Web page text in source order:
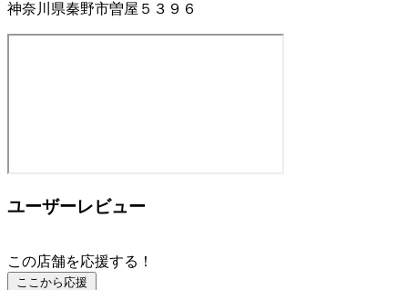
神奈川県秦野市曽屋５３９６
ユーザーレビュー
この店舗を応援する！
ここから応援